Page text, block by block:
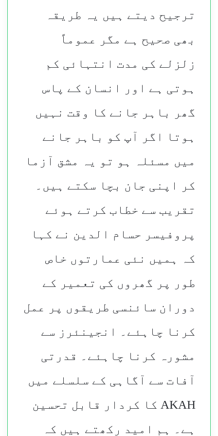
ترجیح دیتے ہیں یہ طریقہ
بھی صحیح ہے مگر عموماً
زلزلے کی مدت انتہائی کم
ہوتی ہے اور انسان کے پاس
گھر باہر جانے کا وقت نہیں
ہوتا اگر آپ کو باہر جانے
میں مسئلہ ہو تو یہ مشق آزما
کر اپنی جان بچا سکتے ہیں۔
تقریب سے خطاب کرتے ہوئے
پروفیسر حسام الدین نے کہا
کہ ہمیں نئی عمارتوں خاص
طور پر گھروں کی تعمیر کے
دوران سائنسی طریقوں پر عمل
کرنا چاہئے۔ انجینئرز سے
مشورہ کرنا چاہئے۔ قدرتی
آفات سے آگاہی کے سلسلے میں
AKAH کا کردار قابل تحسین
ہے۔ ہم امید رکھتے ہیں کہ